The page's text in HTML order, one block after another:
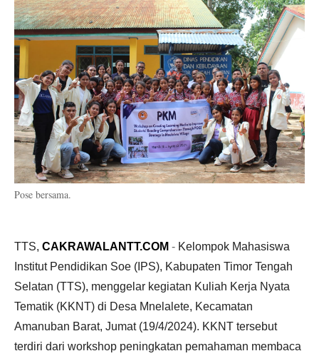
Pose bersama.
TTS, CAKRAWALANTT.COM - Kelompok Mahasiswa
Institut Pendidikan Soe (IPS), Kabupaten Timor Tengah
Selatan (TTS), menggelar kegiatan Kuliah Kerja Nyata
Tematik (KKNT) di Desa Mnelalete, Kecamatan
Amanuban Barat, Jumat (19/4/2024). KKNT tersebut
terdiri dari workshop peningkatan pemahaman membaca